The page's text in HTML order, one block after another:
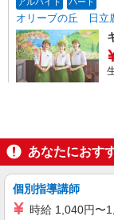
オリーブの丘 日立
生
あなたにおす
個別指導講師
時給 1,040円〜